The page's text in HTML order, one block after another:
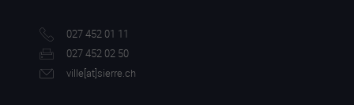
027 452 01 11
027 452 02 50
ville[at]sierre.ch